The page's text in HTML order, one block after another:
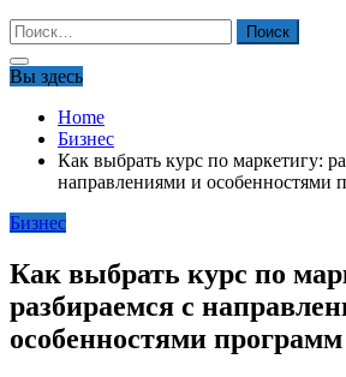
Найти:
Вы здесь
Home
Бизнес
Как выбрать курс по маркетигу:
направлениями и особенностями
Бизнес
Как выбрать курс по
разбираемся с
особенностями программ